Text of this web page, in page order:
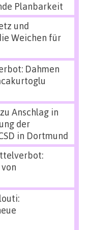
Planbarkeit
und
Weichen für
Dahmen
zu Anschlag in
der
in Dortmund